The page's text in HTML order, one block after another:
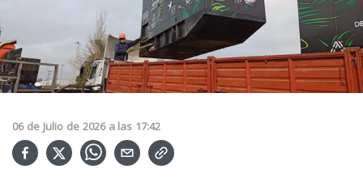
06 de Julio de 2026 a las 17:42